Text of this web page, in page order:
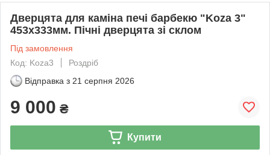
Дверцята для каміна печі барбекю "Koza 3"
453x333мм. Пічні дверцята зі склом
Під замовлення
Код: Koza3
Роздріб
Відправка з 21 серпня 2026
9 000 ₴
Купити